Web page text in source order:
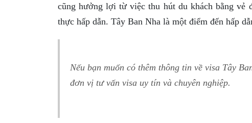
cũng hưởng lợi từ việc thu hút du khách bằng vẻ
thực hấp dẫn. Tây Ban Nha là một điểm đến hấp
Nếu bạn muốn có thêm thông tin về visa Tây
đơn vị tư vấn visa uy tín và chuyên nghiệp.